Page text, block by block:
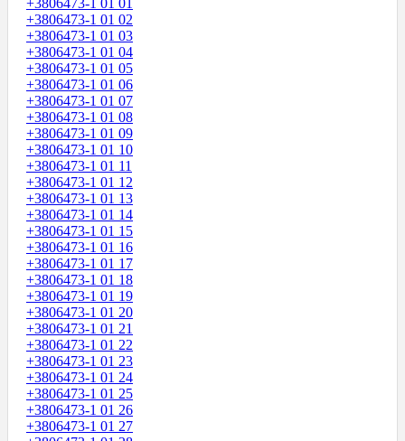
+3806473-1 01 01
+3806473-1 01 02
+3806473-1 01 03
+3806473-1 01 04
+3806473-1 01 05
+3806473-1 01 06
+3806473-1 01 07
+3806473-1 01 08
+3806473-1 01 09
+3806473-1 01 10
+3806473-1 01 11
+3806473-1 01 12
+3806473-1 01 13
+3806473-1 01 14
+3806473-1 01 15
+3806473-1 01 16
+3806473-1 01 17
+3806473-1 01 18
+3806473-1 01 19
+3806473-1 01 20
+3806473-1 01 21
+3806473-1 01 22
+3806473-1 01 23
+3806473-1 01 24
+3806473-1 01 25
+3806473-1 01 26
+3806473-1 01 27